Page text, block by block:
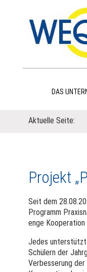
DAS
Aktuelle Seite:
Projekt
Seit dem
Programm
enge
Jedes unterstützt
Schülern der
Verbesserung der